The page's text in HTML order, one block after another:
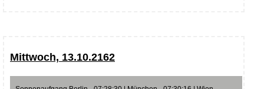
Mittwoch, 13.10.2162